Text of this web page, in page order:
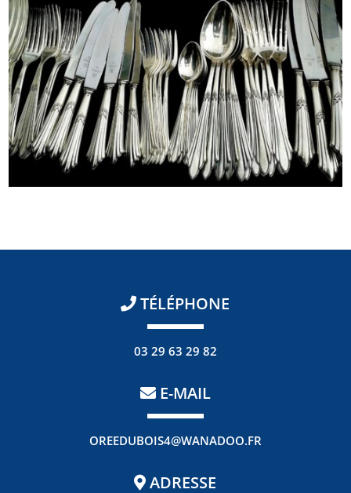
TÉLÉPHONE
03 29 63 29 82
E-MAIL
OREEDUBOIS4@WANADOO.FR
ADRESSE